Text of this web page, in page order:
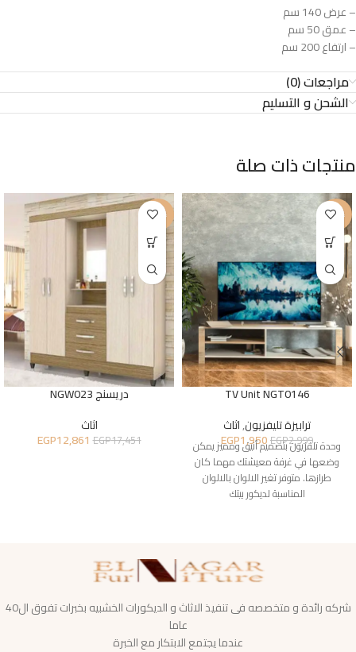
– عرض 140 سم
– عمق 50 سم
– ارتفاع 200 سم
مراجعات (0)
الشحن و التسليم
منتجات ذات صلة
-35%
TV Unit NGT0146
ترابيزة تليفزيون,اثاث
EGP2,999
EGP1,950
وحدة تلفزيون بتصميم أنيق ومميز يمكن
وضعها في غرفة معيشتك مهما كان
طرازها. متوفر تغير الالوان بالالوان
المناسبة لديكور بيتك
-26%
دريسنج NGW023
اثاث
EGP17,451
EGP12,861
شركه رائدة و متخصصه فى تنفيذ الاثاث و الديكورات الخشبيه بخبرات تفوق ال40
عاما
عندما يجتمع الابتكار مع الخبرة